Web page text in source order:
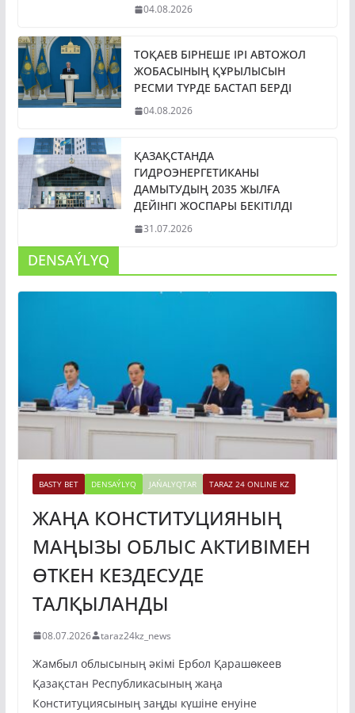
04.08.2026
ТОҚАЕВ БІРНЕШЕ ІРІ АВТОЖОЛ
ЖОБАСЫНЫҢ ҚҰРЫЛЫСЫН
РЕСМИ ТҮРДЕ БАСТАП БЕРДІ
04.08.2026
ҚАЗАҚСТАНДА
ГИДРОЭНЕРГЕТИКАНЫ
ДАМЫТУДЫҢ 2035 ЖЫЛҒА
ДЕЙІНГІ ЖОСПАРЫ БЕКІТІЛДІ
31.07.2026
DENSAÝLYQ
BASTY BET DENSAÝLYQ JAŃALYQTAR TARAZ 24 ONLINE KZ
ЖАҢА КОНСТИТУЦИЯНЫҢ
МАҢЫЗЫ ОБЛЫС АКТИВІМЕН
ӨТКЕН КЕЗДЕСУДЕ
ТАЛҚЫЛАНДЫ
08.07.2026 taraz24kz_news
Жамбыл облысының әкімі Ербол Қарашөкеев
Қазақстан Республикасының жаңа
Конституциясының заңды күшіне енуіне